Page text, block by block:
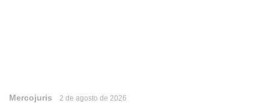
Mercojuris 2 de agosto de 2026